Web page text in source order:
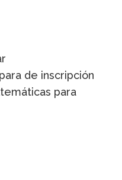
de inscripción
para